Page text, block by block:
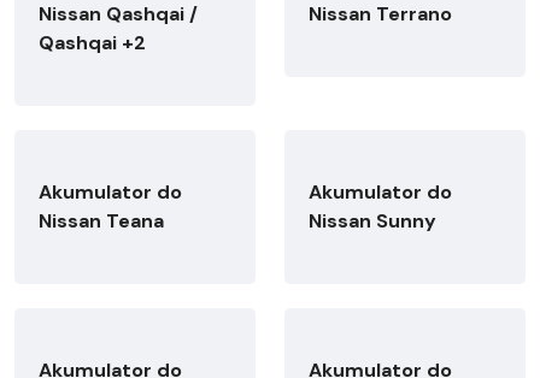
Nissan Qashqai /
Qashqai +2
Nissan Terrano
Akumulator do
Nissan Teana
Akumulator do
Nissan Sunny
Akumulator do Akumulator do